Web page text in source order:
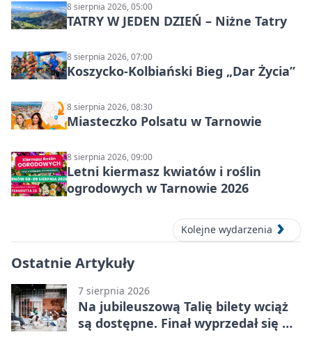
8 sierpnia 2026, 05:00
TATRY W JEDEN DZIEŃ – Niżne Tatry
8 sierpnia 2026, 07:00
Koszycko-Kolbiański Bieg „Dar Życia”
8 sierpnia 2026, 08:30
Miasteczko Polsatu w Tarnowie
8 sierpnia 2026, 09:00
Letni kiermasz kwiatów i roślin
ogrodowych w Tarnowie 2026
Kolejne wydarzenia
Ostatnie Artykuły
7 sierpnia 2026
Na jubileuszową Talię bilety wciąż
są dostępne. Finał wyprzedał się w